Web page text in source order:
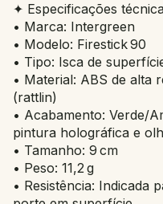
✦ Especificações
• Marca: Intergreen
• Modelo: Firestick 90
• Tipo: Isca de
• Material: ABS de alta
(rattlin)
• Acabamento: Verde/
pintura holográfica e
• Tamanho: 9 cm
• Peso: 11,2 g
• Resistência: Indicada